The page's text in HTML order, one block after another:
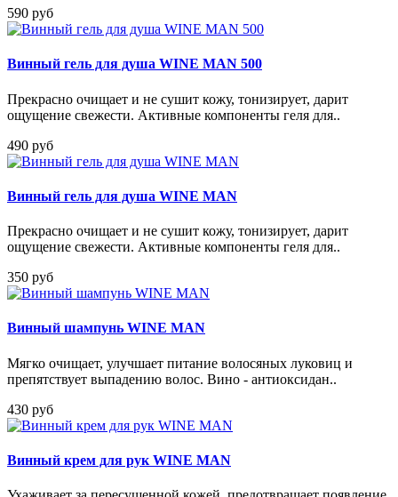
590 руб
Винный гель для душа WINE MAN 500
Прекрасно очищает и не сушит кожу, тонизирует, дарит
ощущение свежести. Активные компоненты геля для..
490 руб
Винный гель для душа WINE MAN
Прекрасно очищает и не сушит кожу, тонизирует, дарит
ощущение свежести. Активные компоненты геля для..
350 руб
Винный шампунь WINE MAN
Мягко очищает, улучшает питание волосяных луковиц и
препятствует выпадению волос. Вино - антиоксидан..
430 руб
Винный крем для рук WINE MAN